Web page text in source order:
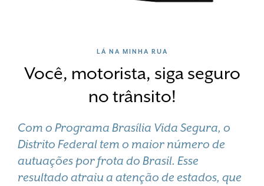
LÁ NA MINHA RUA
Você, motorista, siga seguro
no trânsito!
Com o Programa Brasília Vida Segura, o
Distrito Federal tem o maior número de
autuações por frota do Brasil. Esse
resultado atraiu a atenção de estados, que